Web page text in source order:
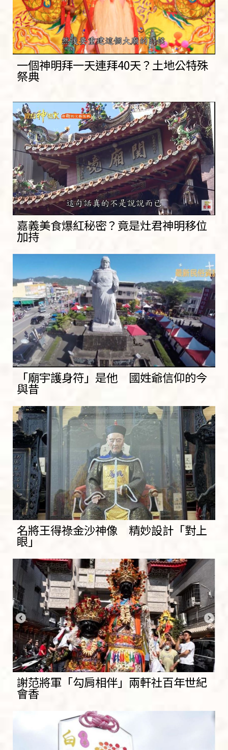
一個神明拜一天連拜40天？土地公特殊
祭典
嘉義美食爆紅秘密？竟是灶君神明移位
加持
「廟宇護身符」是他 國姓爺信仰的今
與昔
名將王得祿金沙神像 精妙設計「對上
眼」
謝范將軍「勾肩相伴」兩軒社百年世紀
會香